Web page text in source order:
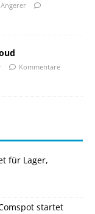
Kommentare
für Lager,
startet